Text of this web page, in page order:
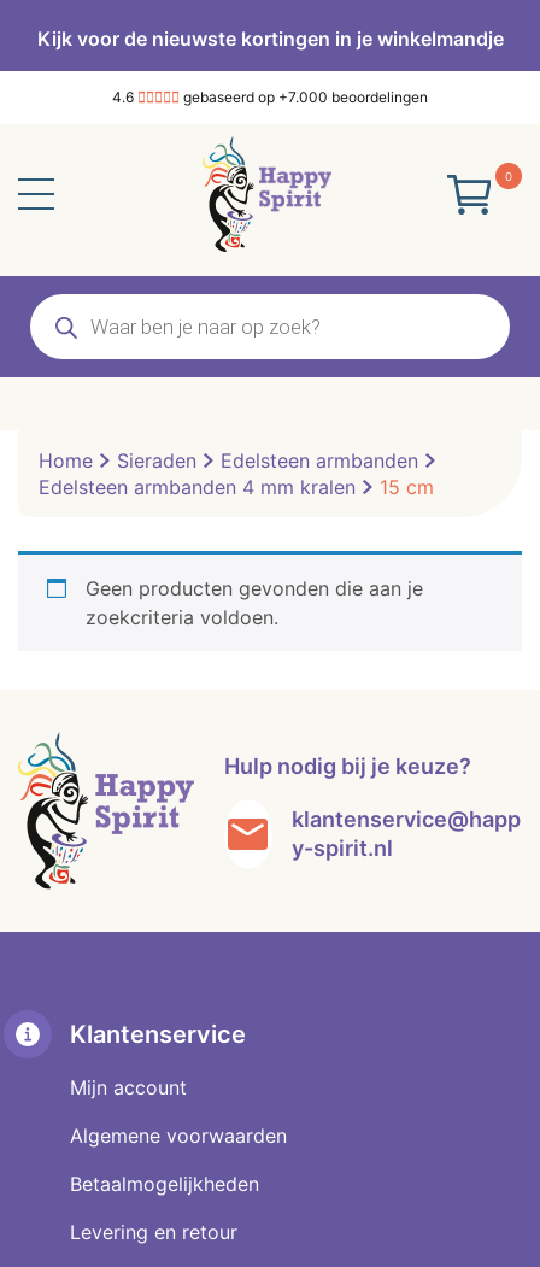
Kijk voor de nieuwste kortingen in je winkelmandje
4.6 gebaseerd op +7.000 beoordelingen
0
Producten
zoeken
Home Sieraden
Edelsteen armbanden
Edelsteen armbanden 4 mm kralen
15 cm
Geen producten gevonden die aan je
zoekcriteria voldoen.
Hulp nodig bij je keuze?
klantenservice@happ
y-spirit.nl
Klantenservice
Mijn account
Algemene voorwaarden
Betaalmogelijkheden
Levering en retour